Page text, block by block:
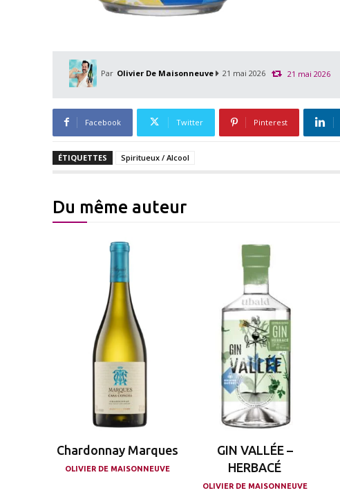
Par Olivier De Maisonneuve 21 mai 2026 21 mai 2026
Facebook Twitter Pinterest
ÉTIQUETTES Spiritueux / Alcool
Du même auteur
Chardonnay Marques
OLIVIER DE MAISONNEUVE
GIN VALLÉE –
HERBACÉ
OLIVIER DE MAISONNEUVE